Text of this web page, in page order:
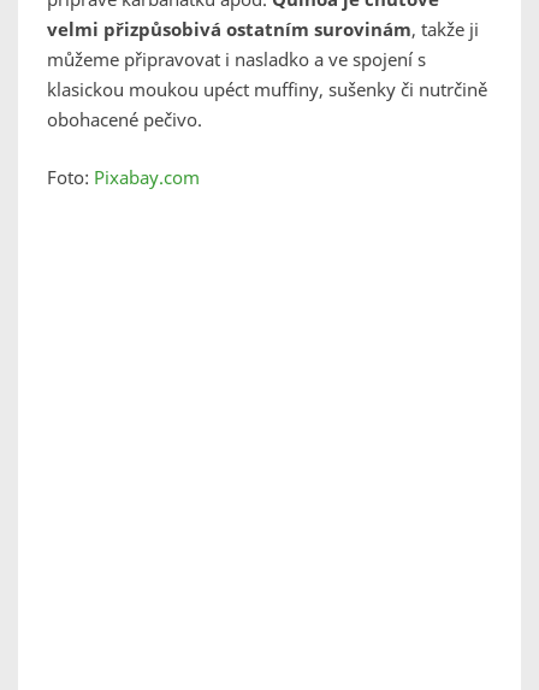
velmi přizpůsobivá ostatním surovinám, takže ji
můžeme připravovat i nasladko a ve spojení s
klasickou moukou upéct muffiny, sušenky či nutrčině
obohacené pečivo.
Foto: Pixabay.com